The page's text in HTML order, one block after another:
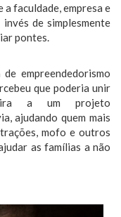
faculdade, empresa e
de simplesmente
pontes.
empreendedorismo
que poderia unir
a um projeto
ajudando quem mais
mofo e outros
as famílias a não